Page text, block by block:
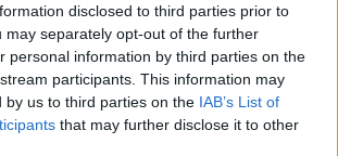
disclosed to third parties prior to
may separately opt-out of the further
personal information by third parties on the
participants. This information may
by us to third parties on the IAB’s List of
that may further disclose it to other